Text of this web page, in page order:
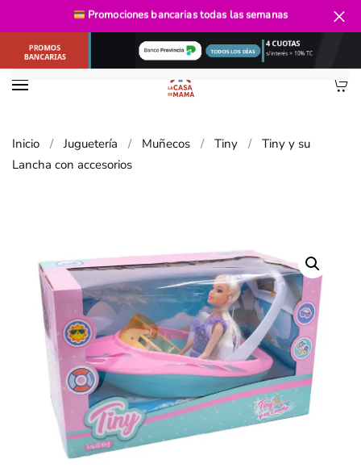
Ir al contenido principal
Inicio Juguetería Muñecos Tiny
Tiny y su
Lancha con accesorios
Promociones bancariastodas las semanas